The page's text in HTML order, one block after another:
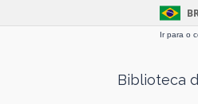
Ir para o
Biblioteca